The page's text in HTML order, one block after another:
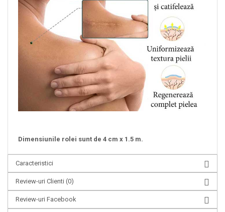
Dimensiunile rolei sunt de 4 cm x 1.5 m.
Caracteristici
Review-uri Clienti (0)
Review-uri Facebook